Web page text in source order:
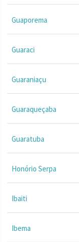
Guaporema
Guaraci
Guaraniaçu
Guaraqueçaba
Guaratuba
Honório Serpa
Ibaiti
Ibema